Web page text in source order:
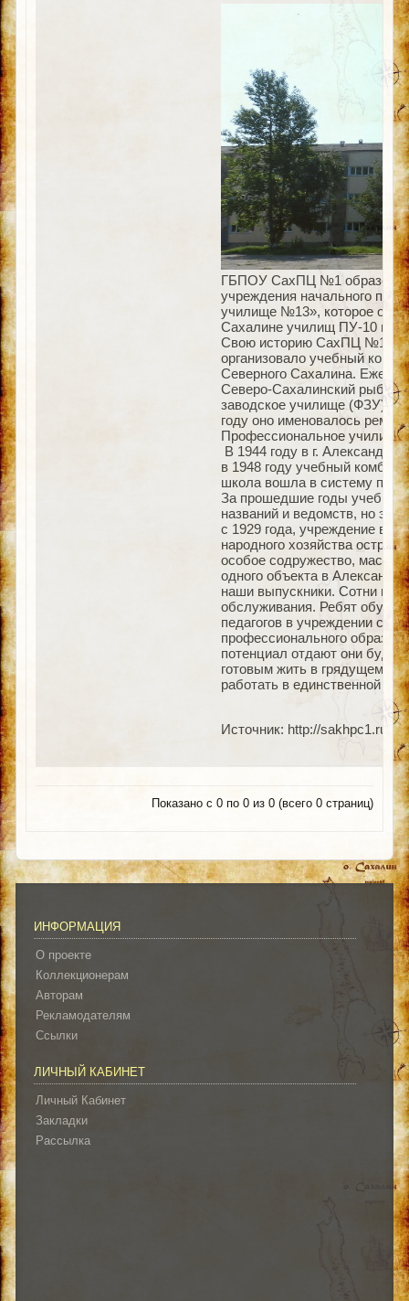
ГБПОУ СахПЦ №1
учреждения начального
училище №13», которое
Сахалине училищ ПУ-10 и
Свою историю СахПЦ №1
организовало учебный
Северного Сахалина.
Северо-Сахалинский
заводское училище (ФЗУ). В
году оно именовалось
Профессиональное
В 1944 году в г.
в 1948 году учебный
школа вошла в систему
За прошедшие годы учебные
названий и ведомств, но эти
с 1929 года, учреждение
народного хозяйства
особое содружество,
одного объекта в
наши выпускники. Сотни
обслуживания. Ребят
педагогов в учреждении
профессионального
потенциал отдают они
готовым жить в грядущем
работать в единственной
Источник: http://sakhpc1.ru/
Показано с 0 по 0 из 0 (всего 0 страниц)
ИНФОРМАЦИЯ
О проекте
Коллекционерам
Авторам
Рекламодателям
Ссылки
ЛИЧНЫЙ КАБИНЕТ
Личный Кабинет
Закладки
Рассылка